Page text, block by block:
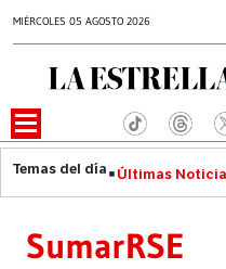
MIÉRCOLES 05 AGOSTO 2026
Últimas
SumarRSE